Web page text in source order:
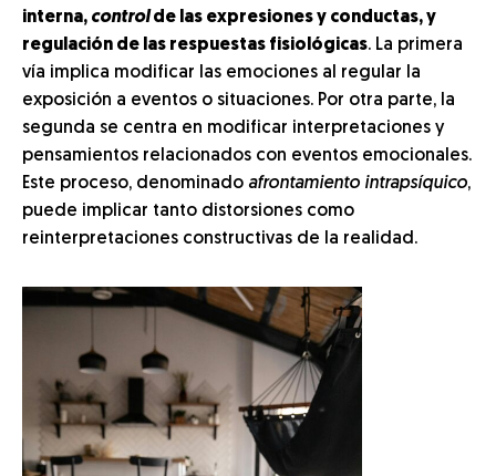
interna, controlde las expresiones y conductas, y
regulación de las respuestas fisiológicas. La primera
vía implica modificar las emociones al regular la
exposición a eventos o situaciones. Por otra parte, la
segunda se centra en modificar interpretaciones y
pensamientos relacionados con eventos emocionales.
Este proceso, denominado afrontamiento intrapsíquico,
puede implicar tanto distorsiones como
reinterpretaciones constructivas de la realidad.